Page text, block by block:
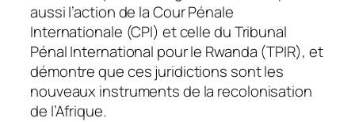
aussi l’action de la Cour Pénale
Internationale (CPI) et celle du Tribunal
Pénal International pour le Rwanda (TPIR), et
démontre que ces juridictions sont les
nouveaux instruments de la recolonisation
de l’Afrique.